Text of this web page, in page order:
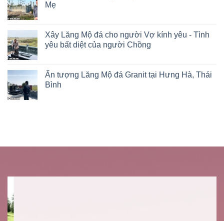
Mẹ
Xây Lăng Mộ đá cho người Vợ kính yêu - Tình
yêu bất diệt của người Chồng
Ấn tượng Lăng Mộ đá Granit tại Hưng Hà, Thái
Bình